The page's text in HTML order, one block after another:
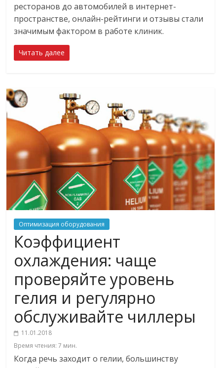
ресторанов до автомобилей в интернет-
пространстве, онлайн-рейтинги и отзывы стали
значимым фактором в работе клиник.
Читать далее
Оптимизация оборудования
Коэффициент
охлаждения: чаще
проверяйте уровень
гелия и регулярно
обслуживайте чиллеры
11.01.2018
Время чтения:7 мин.
Когда речь заходит о гелии, большинству